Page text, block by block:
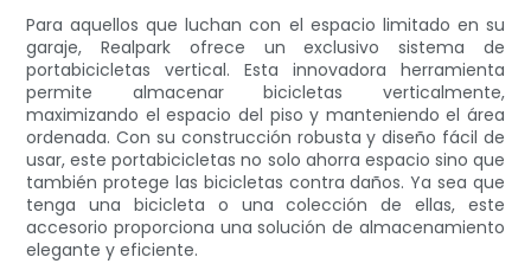
Para aquellos que luchan con el espacio limitado en su
garaje, Realpark ofrece un exclusivo sistema de
portabicicletas vertical. Esta innovadora herramienta
permite almacenar bicicletas verticalmente,
maximizando el espacio del piso y manteniendo el área
ordenada. Con su construcción robusta y diseño fácil de
usar, este portabicicletas no solo ahorra espacio sino que
también protege las bicicletas contra daños. Ya sea que
tenga una bicicleta o una colección de ellas, este
accesorio proporciona una solución de almacenamiento
elegante y eficiente.